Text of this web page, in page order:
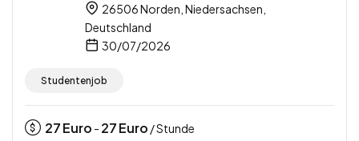
26506 Norden, Niedersachsen,
Deutschland
30/07/2026
Studentenjob
27Euro - 27Euro / Stunde